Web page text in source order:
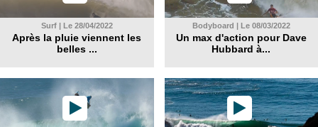
Surf | Le 28/04/2022
Après la pluie viennent les
belles ...
Bodyboard | Le 08/03/2022
Un max d'action pour Dave
Hubbard à...